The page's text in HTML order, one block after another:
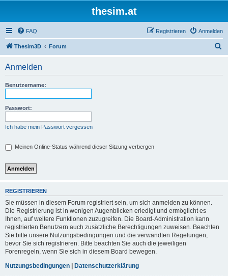
thesim.at
FAQ Anmelden
Registrieren
Thesim3D Forum
Anmelden
Benutzername:
Passwort:
Ich habe mein Passwort vergessen
Meinen Online-Status während dieser Sitzung verbergen
REGISTRIEREN
Sie müssen in diesem Forum registriert sein, um sich anmelden zu können.
Die Registrierung ist in wenigen Augenblicken erledigt und ermöglicht es
Ihnen, auf weitere Funktionen zuzugreifen. Die Board-Administration kann
registrierten Benutzern auch zusätzliche Berechtigungen zuweisen. Beachten
Sie bitte unsere Nutzungsbedingungen und die verwandten Regelungen,
bevor Sie sich registrieren. Bitte beachten Sie auch die jeweiligen
Forenregeln, wenn Sie sich in diesem Board bewegen.
Nutzungsbedingungen
Datenschutzerklärung